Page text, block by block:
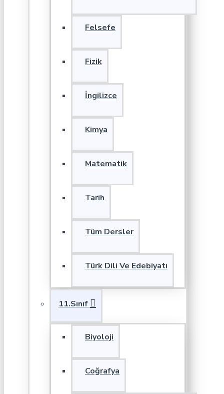
Felsefe
Fizik
İngilizce
Kimya
Matematik
Tarih
Tüm Dersler
Türk Dili Ve Edebiyatı
11.Sınıf
Biyoloji
Coğrafya